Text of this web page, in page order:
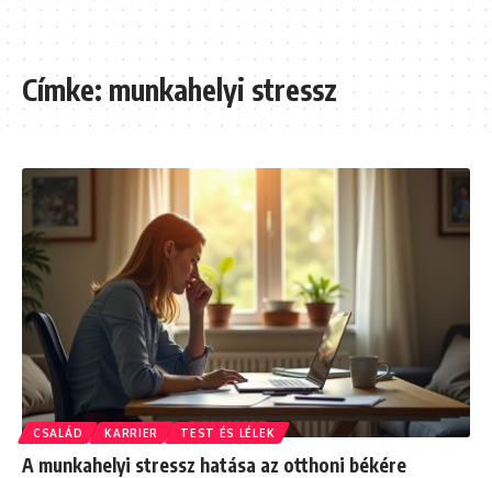
Címke:munkahelyi stressz
CSALÁD KARRIER TEST ÉS LÉLEK
A munkahelyi stressz hatása az otthoni békére